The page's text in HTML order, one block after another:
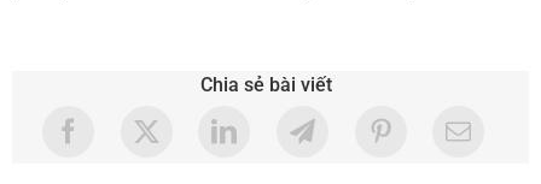
Chia sẻ bài viết